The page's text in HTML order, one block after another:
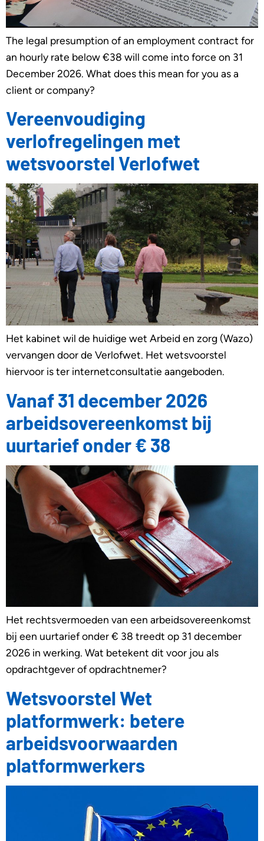
The legal presumption of an employment contract for
an hourly rate below €38 will come into force on 31
December 2026. What does this mean for you as a
client or company?
Vereenvoudiging
verlofregelingen met
wetsvoorstel Verlofwet
Het kabinet wil de huidige wet Arbeid en zorg (Wazo)
vervangen door de Verlofwet. Het wetsvoorstel
hiervoor is ter internetconsultatie aangeboden.
Vanaf 31 december 2026
arbeidsovereenkomst bij
uurtarief onder € 38
Het rechtsvermoeden van een arbeidsovereenkomst
bij een uurtarief onder € 38 treedt op 31 december
2026 in werking. Wat betekent dit voor jou als
opdrachtgever of opdrachtnemer?
Wetsvoorstel Wet
platformwerk: betere
arbeidsvoorwaarden
platformwerkers